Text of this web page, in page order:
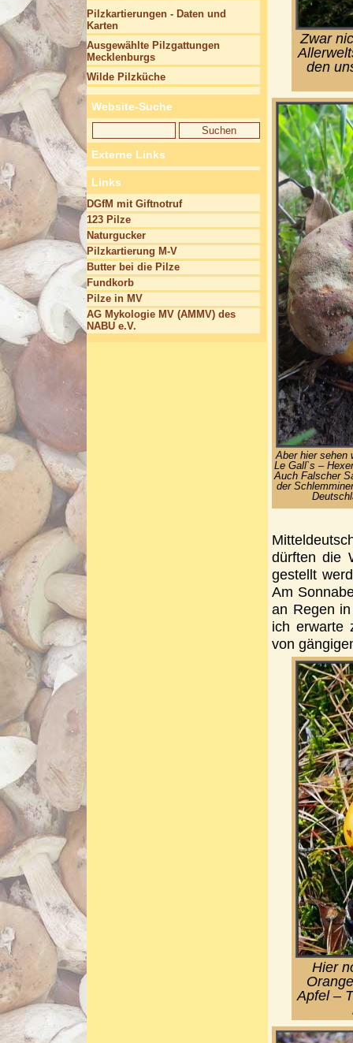
Zwar
den
Aber hier sehen
Le Gall`s –
Auch Falscher
der
dürften die
gestellt
Am
an Regen
ich erwarte
von
Hier
Apfel –
Pilzkartierungen - Daten und
Karten
Ausgewählte Pilzgattungen
Mecklenburgs
Wilde Pilzküche
Website-Suche
Externe Links
Links
DGfM mit Giftnotruf
123 Pilze
Naturgucker
Pilzkartierung M-V
Butter bei die Pilze
Fundkorb
Pilze in MV
AG Mykologie MV (AMMV) des
NABU e.V.